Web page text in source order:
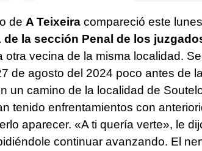
de A Teixeiracompareció este
de la sección Penal de los
otra vecina de la misma localidad.
de agosto del 2024 poco antes de
un camino de la localidad de
tenido enfrentamientos con
aparecer. «A ti quería verte», le
continuar avanzando. El